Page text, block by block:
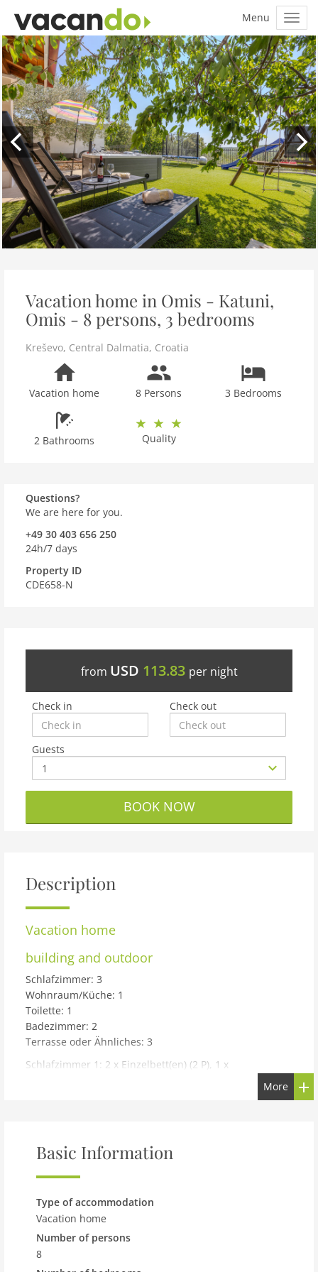
Vacation home in Omis - Katuni,
Omis - 8 persons, 3 bedrooms
Kreševo, Central Dalmatia, Croatia
Vacation home 8 Persons 3 Bedrooms
2 Bathrooms Quality
Questions?
We are here for you.
+49 30 403 656 250
24h/7 days
Property ID
CDE658-N
from USD 113.83 per night
Check in Check out
Guests
BOOK NOW
Description
Vacation home
building and outdoor
Schlafzimmer: 3
Wohnraum/Küche: 1
Toilette: 1
Badezimmer: 2
Terrasse oder Ähnliches: 3
Schlafzimmer 1: 2 x Einzelbett(en) (2 P), 1 x
Badezimmer: WC. Warmes und kaltes Wasser, Dusche
Badezimmer: Warmes und kaltes Wasser, Dusche
Terrasse oder Ähnliches: Offene Terrasse
Terrasse oder Ähnliches: Überdachte Terrasse
More
Basic Information
Type of accommodation
Vacation home
Number of persons
8